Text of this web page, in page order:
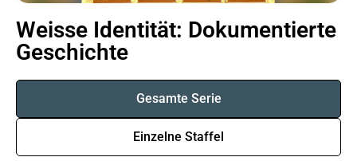
Weisse Identität: Dokumentierte
Geschichte
Gesamte Serie
Einzelne Staffel